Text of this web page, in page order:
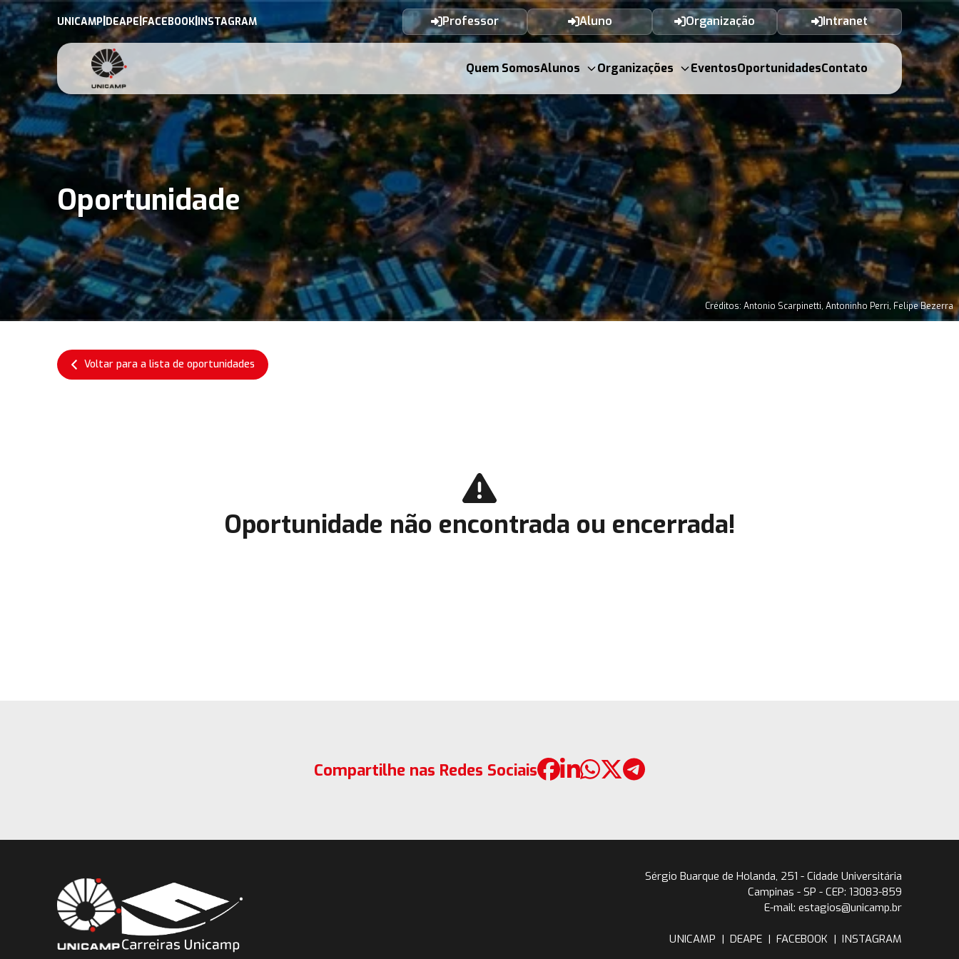
UNICAMP DEAPE|FACEBOOK INSTAGRAM Professor Aluno Organização Intranet
Quem SomosAlunos Organizações EventosOportunidadesContato
Oportunidade
Créditos: Antonio Scarpinetti, Antoninho Perri, Felipe Bezerra
Voltar para a lista de oportunidades
Oportunidade não encontrada ou encerrada!
Compartilhe nas Redes Sociais
Sérgio Buarque de Holanda, 251 - Cidade Universitária
Campinas - SP - CEP: 13083-859
E-mail: estagios@unicamp.br
UNICAMP | DEAPE | FACEBOOK | INSTAGRAM